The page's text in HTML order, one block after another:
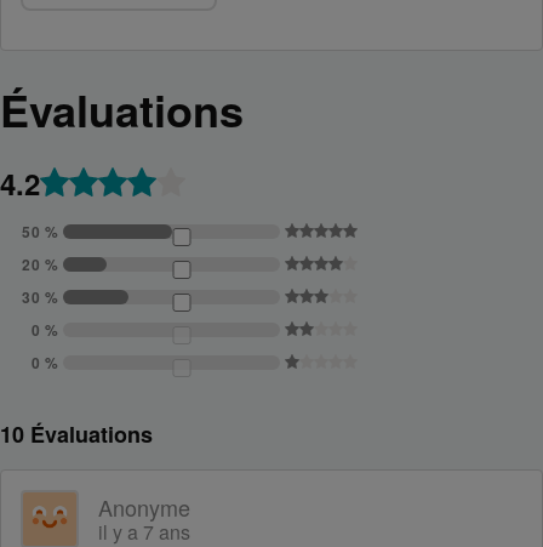
Évaluations
4.2
FILTRER
ÉVALUATIONS
NOMBRE
ÉTOILES
50 %
ÉTOILES
20 %
ÉTOILES
30 %
ÉTOILES
0 %
0 %
10 Évaluations
Anonyme
il y a 7 ans